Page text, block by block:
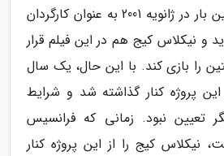
تارسم سینگ برای اولین بار در ژانویه 2001 به عنوان کارگردان
و نیکلاس کیج هم در این فیلم قرار
را بازی کند. با این حال، یک سال
پروژه کنار گذاشته شد و شرایط
تعیین نبود. زمانی که فرانسیس
نیکلاس کیج را از این پروژه کنار